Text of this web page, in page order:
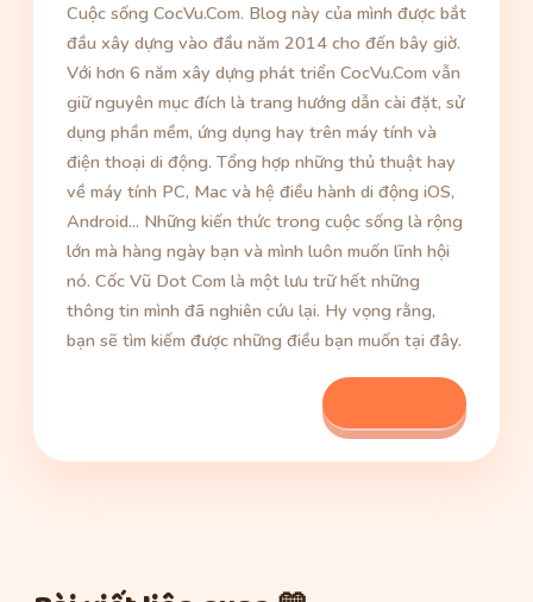
Cuộc sống CocVu.Com. Blog này của mình được bắt
đầu xây dựng vào đầu năm 2014 cho đến bây giờ.
Với hơn 6 năm xây dựng phát triển CocVu.Com vẫn
giữ nguyên mục đích là trang hướng dẫn cài đặt, sử
dụng phần mềm, ứng dụng hay trên máy tính và
điện thoại di động. Tổng hợp những thủ thuật hay
về máy tính PC, Mac và hệ điều hành di động iOS,
Android... Những kiến thức trong cuộc sống là rộng
lớn mà hàng ngày bạn và mình luôn muốn lĩnh hội
nó. Cốc Vũ Dot Com là một lưu trữ hết những
thông tin mình đã nghiên cứu lại. Hy vọng rằng,
bạn sẽ tìm kiếm được những điều bạn muốn tại đây.